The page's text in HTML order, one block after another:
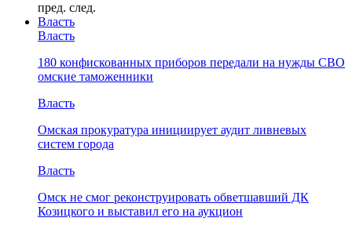
пред. след.
Власть
Власть
180 конфискованных приборов передали на нужды СВО
омские таможенники
Власть
Омская прокуратура инициирует аудит ливневых
систем города
Власть
Омск не смог реконструировать обветшавший ДК
Козицкого и выставил его на аукцион